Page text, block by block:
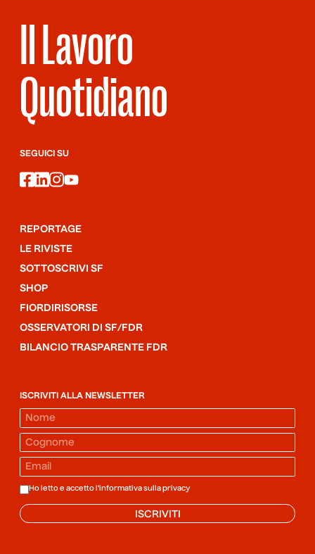
Il Lavoro
Quotidiano
SEGUICI SU
facebook
linkedin
instagram
youtube
REPORTAGE
LE RIVISTE
SOTTOSCRIVI SF
SHOP
FIORDIRISORSE
OSSERVATORI DI SF/FDR
BILANCIO TRASPARENTE FDR
ISCRIVITI ALLA NEWSLETTER
Ho letto e accetto l'informativa sulla privacy
ISCRIVITI